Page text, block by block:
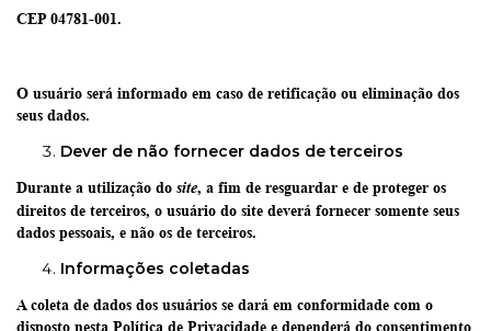
CEP 04781-001.
O usuário será informado em caso de retificação ou eliminação dos
seus dados.
Dever de não fornecer dados de terceiros
Durante a utilização do site, a fim de resguardar e de proteger os
direitos de terceiros, o usuário do site deverá fornecer somente seus
dados pessoais, e não os de terceiros.
Informações coletadas
A coleta de dados dos usuários se dará em conformidade com o
disposto nesta Política de Privacidade e dependerá do consentimento